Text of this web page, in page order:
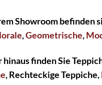
Showroom befinden
,Geometrische,
hinaus finden Sie
, Rechteckige Teppiche,